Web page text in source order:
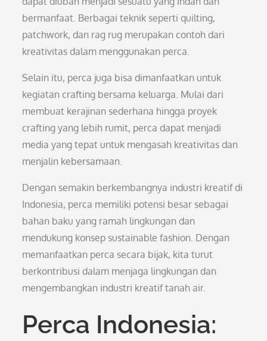
bermanfaat. Berbagai teknik seperti quilting,
patchwork, dan rag rug merupakan contoh dari
kreativitas dalam menggunakan perca.
Selain itu, perca juga bisa dimanfaatkan untuk
kegiatan crafting bersama keluarga. Mulai dari
membuat kerajinan sederhana hingga proyek
crafting yang lebih rumit, perca dapat menjadi
media yang tepat untuk mengasah kreativitas dan
menjalin kebersamaan.
Dengan semakin berkembangnya industri kreatif di
Indonesia, perca memiliki potensi besar sebagai
bahan baku yang ramah lingkungan dan
mendukung konsep sustainable fashion. Dengan
memanfaatkan perca secara bijak, kita turut
berkontribusi dalam menjaga lingkungan dan
mengembangkan industri kreatif tanah air.
Perca Indonesia: